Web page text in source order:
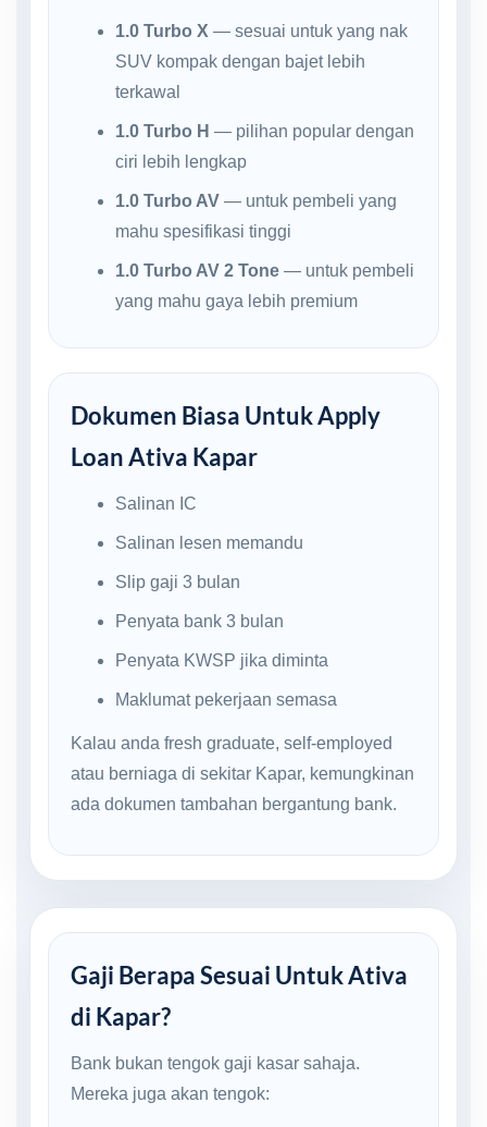
1.0 Turbo X — sesuai untuk yang nak
SUV kompak dengan bajet lebih
terkawal
1.0 Turbo H — pilihan popular dengan
ciri lebih lengkap
1.0 Turbo AV— untuk pembeli yang
mahu spesifikasi tinggi
1.0 Turbo AV 2 Tone— untuk pembeli
yang mahu gaya lebih premium
Dokumen Biasa Untuk Apply
Loan Ativa Kapar
Salinan IC
Salinan lesen memandu
Slip gaji 3 bulan
Penyata bank 3 bulan
Penyata KWSP jika diminta
Maklumat pekerjaan semasa
Kalau anda fresh graduate, self-employed
atau berniaga di sekitar Kapar, kemungkinan
ada dokumen tambahan bergantung bank.
Gaji Berapa Sesuai Untuk Ativa
di Kapar?
Bank bukan tengok gaji kasar sahaja.
Mereka juga akan tengok: